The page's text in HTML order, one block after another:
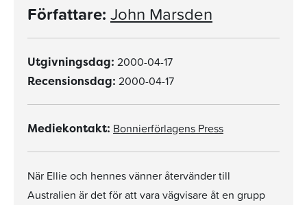
Författare: John Marsden
Utgivningsdag: 2000-04-17
Recensionsdag: 2000-04-17
Mediekontakt: Bonnierförlagens Press
När Ellie och hennes vänner återvänder till
Australien är det för att vara vägvisare åt en grupp